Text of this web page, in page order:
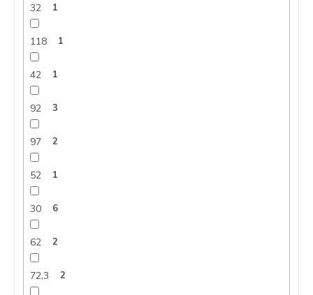
32 1
118 1
42 1
92 3
97 2
52 1
30 6
62 2
72,3 2